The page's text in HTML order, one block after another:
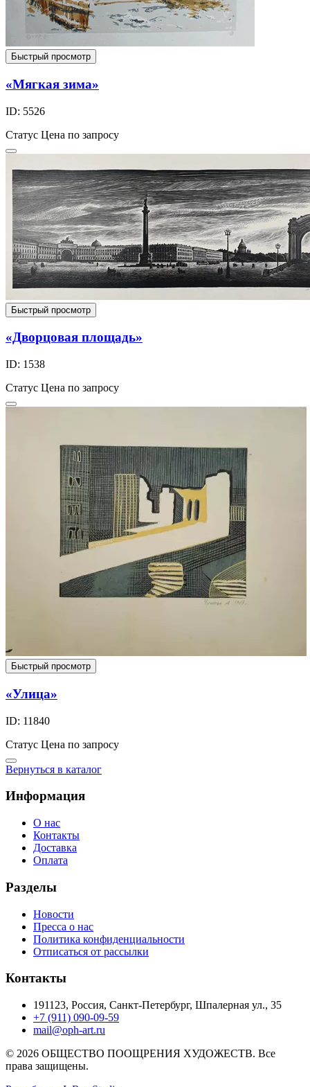
Быстрый просмотр
«Мягкая зима»
ID: 5526
Статус Цена по запросу
Быстрый просмотр
«Дворцовая площадь»
ID: 1538
Статус Цена по запросу
Быстрый просмотр
«Улица»
ID: 11840
Статус Цена по запросу
Вернуться в каталог
Информация
О нас
Контакты
Доставка
Оплата
Разделы
Новости
Пресса о нас
Политика конфиденциальности
Отписаться от рассылки
Контакты
191123, Россия, Санкт-Петербург, Шпалерная ул., 35
+7 (911) 090-09-59
mail@oph-art.ru
© 2026 ОБЩЕСТВО ПООЩРЕНИЯ ХУДОЖЕСТВ. Все
права защищены.